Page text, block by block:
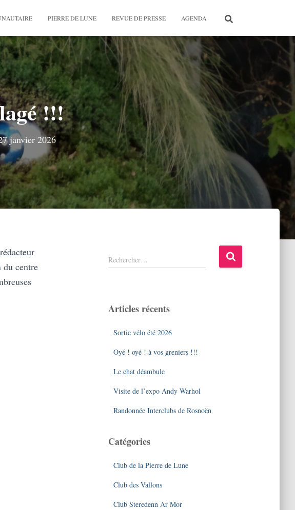
PIERRE DE LUNE REVUE DE PRESSE AGENDA
!!!
janvier 2026
du centre
R
e
r
Rechercher…
Articles récents
Sortie vélo été 2026
Oyé ! oyé ! à vos greniers !!!
Le chat déambule
Visite de l’expo Andy Warhol
Randonnée Interclubs de Rosnoën
Catégories
Club de la Pierre de Lune
Club des Vallons
Club Steredenn Ar Mor